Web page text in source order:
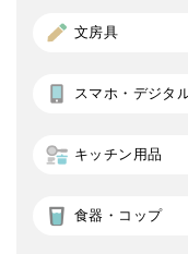
文房具
スマホ・デジタ
キッチン用品
食器・コップ